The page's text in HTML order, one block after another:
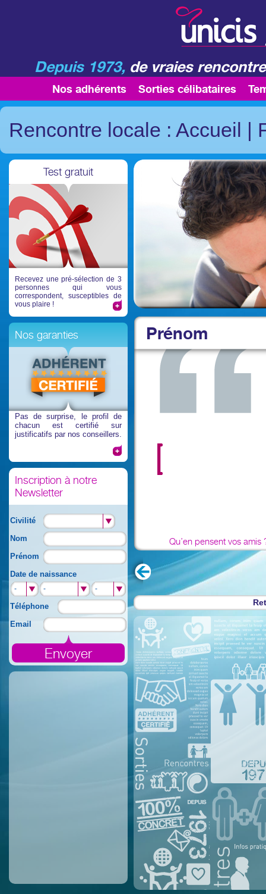
Depuis 1973, de vraies
Nos adhérents Sorties célibataires
Rencontre locale : Accueil |
Test gratuit
Recevez une pré-sélection de 3
personnes qui vous
correspondent, susceptibles de
vous plaire !
Nos garanties
Pas de surprise, le profil de
chacun est certifié sur
justificatifs par nos conseillers.
Inscription à notre
Newsletter
Civilité
Nom
Prénom
Date de naissance
- - -
Téléphone
Email
Prénom
Qu’en pensent vos amis